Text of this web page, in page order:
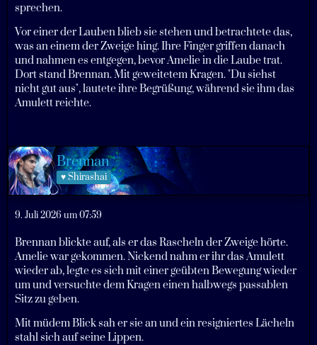
sprechen.
Vor einer der Lauben blieb sie stehen und betrachtete das,
was an einem der Zweige hing. Ihre Finger griffen danach
und nahmen es entgegen, bevor Amelie in die Laube trat.
Dort stand Brennan. Mit geweitetem Kragen. "Du siehst
nicht gut aus", lautete ihre Begrüßung, während sie ihm das
Amulett reichte.
Brennan
♥ Shirashai
9. Juli 2026 um 07:59
Brennan blickte auf, als er das Rascheln der Zweige hörte.
Amelie war gekommen. Nickend nahm er ihr das Amulett
wieder ab, legte es sich mit einer geübten Bewegung wieder
um und versuchte dem Kragen einen halbwegs passablen
Sitz zu geben.
Mit müdem Blick sah er sie an und ein resigniertes Lächeln
stahl sich auf seine Lippen.